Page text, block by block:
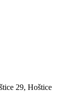
29, Hoštice